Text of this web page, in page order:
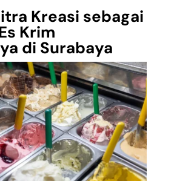
Kreasi sebagai
Krim
di Surabaya